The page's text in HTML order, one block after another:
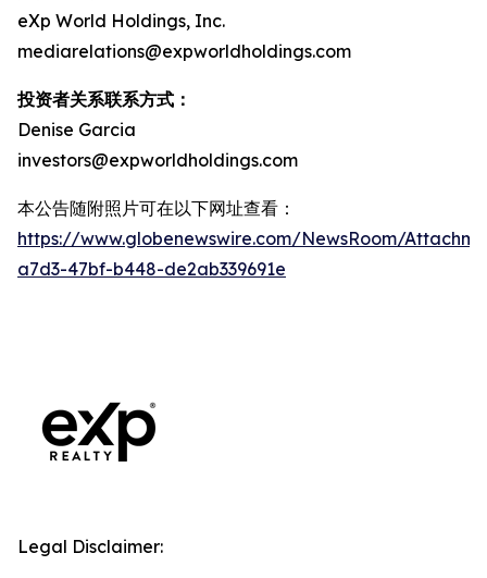
eXp World Holdings, Inc.
mediarelations@expworldholdings.com
投资者关系联系方式：
Denise Garcia
investors@expworldholdings.com
本公告随附照片可在以下网址查看：
https://www.globenewswire.com/NewsRoom/
a7d3-47bf-b448-de2ab339691e
Legal Disclaimer: